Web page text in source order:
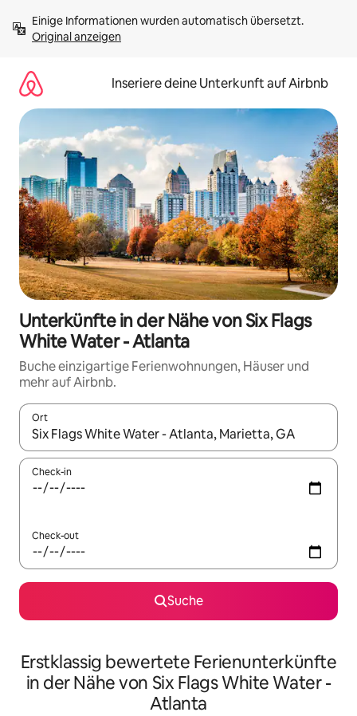
Inhalten
springenOriginal anzeigen
Inseriere deine Unterkunft auf Airbnb
Unterkünfte in der Nähe von Six Flags
White Water - Atlanta
Buche einzigartige Ferienwohnungen, Häuser und
mehr auf Airbnb.
Ort
Wenn Ergebnisse verfügbar sind, navigiere mit den
Check-in
Check-out
Suche
Erstklassig bewertete Ferienunterkünfte
in der Nähe von Six Flags White Water -
Atlanta